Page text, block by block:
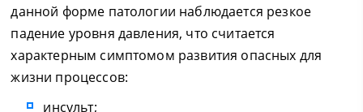
данной форме патологии наблюдается резкое
падение уровня давления, что считается
характерным симптомом развития опасных для
жизни процессов:
инсульт;